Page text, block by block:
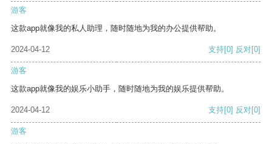
游客
这款app就像我的私人助理，随时随地为我的办公提供帮助。
2024-04-12 支持[0] 反对[0]
游客
这款app就像我的娱乐小助手，随时随地为我的娱乐提供帮助。
2024-04-12 支持[0] 反对[0]
游客